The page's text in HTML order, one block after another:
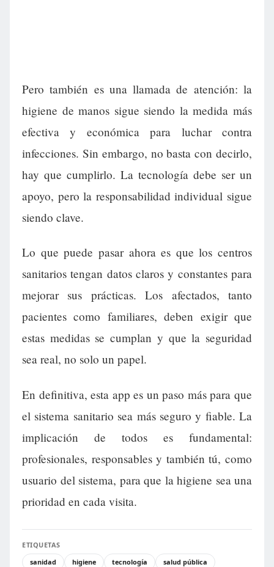
Pero también es una llamada de atención: la
higiene de manos sigue siendo la medida más
efectiva y económica para luchar contra
infecciones. Sin embargo, no basta con decirlo,
hay que cumplirlo. La tecnología debe ser un
apoyo, pero la responsabilidad individual sigue
siendo clave.
Lo que puede pasar ahora es que los centros
sanitarios tengan datos claros y constantes para
mejorar sus prácticas. Los afectados, tanto
pacientes como familiares, deben exigir que
estas medidas se cumplan y que la seguridad
sea real, no solo un papel.
En definitiva, esta app es un paso más para que
el sistema sanitario sea más seguro y fiable. La
implicación de todos es fundamental:
profesionales, responsables y también tú, como
usuario del sistema, para que la higiene sea una
prioridad en cada visita.
ETIQUETAS
sanidad
higiene tecnología
salud pública